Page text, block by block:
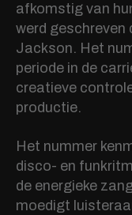
afkomstig van
werd geschreven
Jackson. Het
periode in de
creatieve
productie.
Het nummer
disco- en
de energieke
moedigt